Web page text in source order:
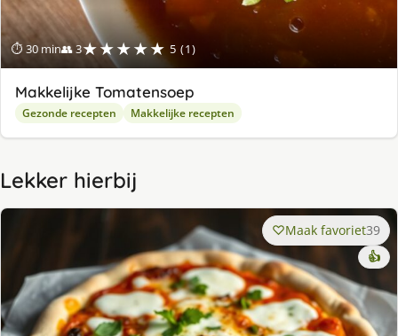
⏱ 30 min👥 3★★★★★ 5 (1)
Makkelijke Tomatensoep
Gezonde recepten Makkelijke recepten
Lekker hierbij
Maak favoriet39
👍